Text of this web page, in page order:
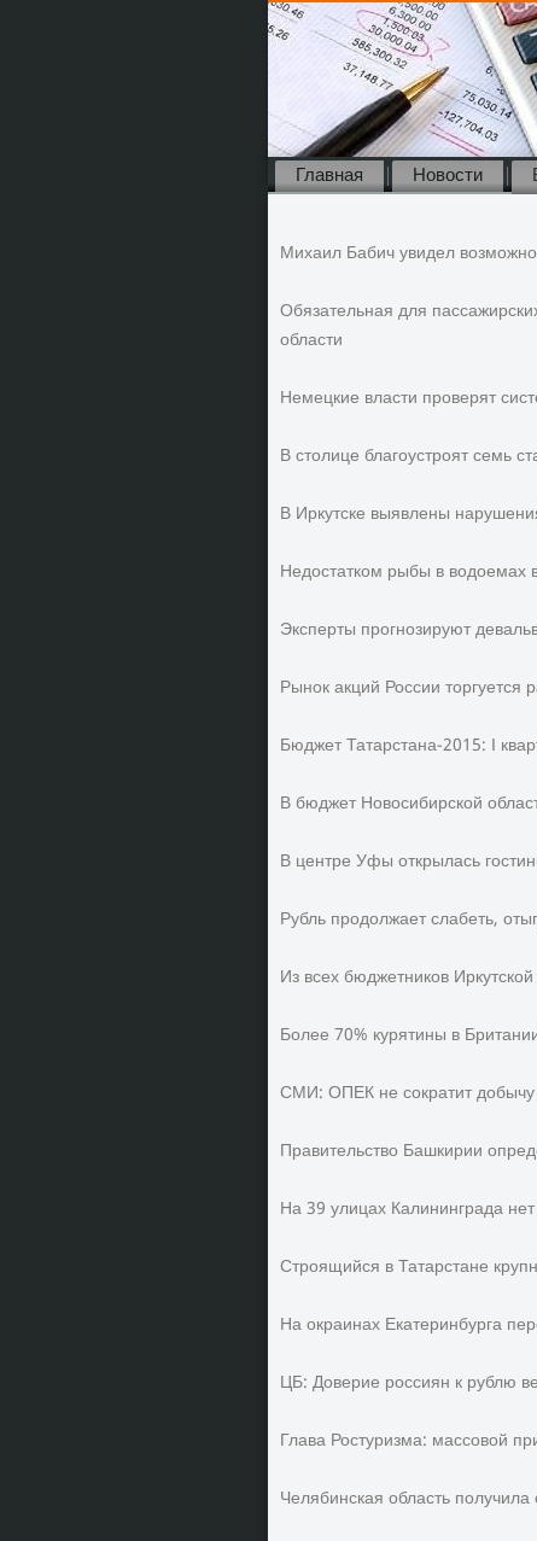
Главная Новости
Михаил Бабич увидел
Обязательная для
области
Немецкие власти проверят
В столице благоустроят семь
В Иркутске выявлены
Недостатком рыбы в водоемах
Эксперты прогнозируют
Рынок акций России
Бюджет Татарстана-2015: I
В бюджет Новосибирской
В центре Уфы открылась
Рубль продолжает слабеть,
Из всех бюджетников
Более 70% курятины в
СМИ: ОПЕК не сократит
Правительство Башкирии
На 39 улицах Калининграда
Строящийся в Татарстане
На окраинах Екатеринбурга
ЦБ: Доверие россиян к рублю
Глава Ростуризма: массовой
Челябинская область